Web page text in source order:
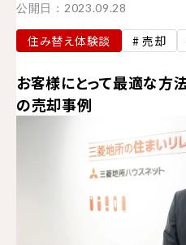
公開日： 2023.09.28
住み替え体験談 # 売却
お客様にとって最適な方
の売却事例